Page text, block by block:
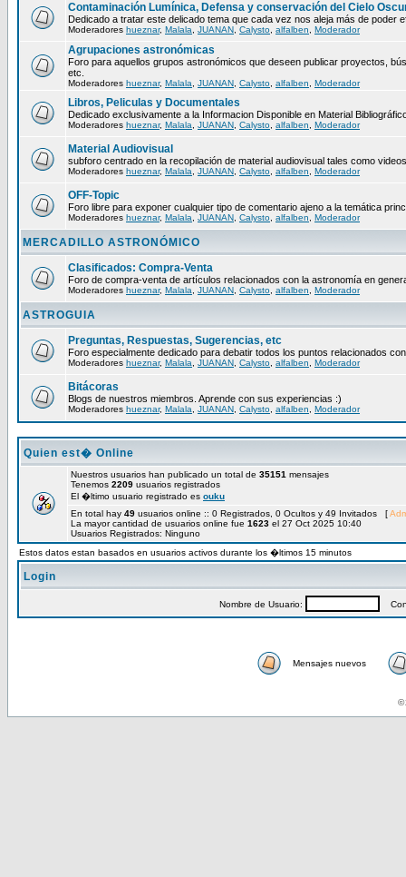
Contaminación Lumínica, Defensa y conservación del Cielo
Dedicado a tratar este delicado tema que cada vez nos aleja más de poder
Moderadores hueznar, Malala JUANAN Calysto alfalben Moderador
Agrupaciones astronómicas
Foro para aquellos grupos astronómicos que deseen publicar proyectos,
etc.
Moderadores hueznar, Malala JUANAN Calysto alfalben Moderador
Libros, Peliculas y Documentales
Dedicado exclusivamente a la Informacion Disponible en Material
Moderadores hueznar, Malala JUANAN Calysto alfalben Moderador
Material Audiovisual
subforo centrado en la recopilación de material audiovisual tales como
Moderadores hueznar, Malala JUANAN Calysto alfalben Moderador
OFF-Topic
Foro libre para exponer cualquier tipo de comentario ajeno a la temática
Moderadores hueznar, Malala JUANAN Calysto alfalben Moderador
MERCADILLO ASTRONÓMICO
Clasificados: Compra-Venta
Foro de compra-venta de artículos relacionados con la astronomía en
Moderadores hueznar, Malala JUANAN Calysto alfalben Moderador
ASTROGUIA
Preguntas, Respuestas, Sugerencias, etc
Foro especialmente dedicado para debatir todos los puntos relacionados
Moderadores hueznar, Malala JUANAN Calysto alfalben Moderador
Bitácoras
Blogs de nuestros miembros. Aprende con sus experiencias :)
Moderadores hueznar, Malala JUANAN Calysto alfalben Moderador
Quien est� Online
Nuestros usuarios han publicado un total de 35151 mensajes
Tenemos 2209 usuarios registrados
El �ltimo usuario registrado es ouku
En total hay 49 usuarios online :: 0 Registrados, 0 Ocultos y 49 Invitados [
La mayor cantidad de usuarios online fue 1623 el 27 Oct 2025 10:40
Usuarios Registrados: Ninguno
Estos datos estan basados en usuarios activos durante los �ltimos 15 minutos
Login
Nombre de Usuario:
Mensajes nuevos
©